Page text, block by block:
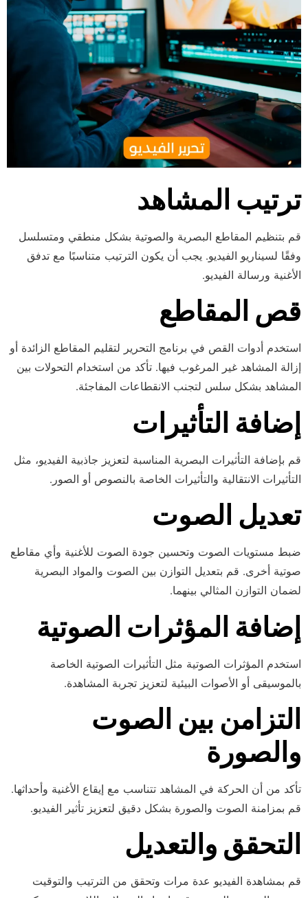
ترتيب المشاهد
قم بتنظيم المقاطع البصرية والصوتية بشكل منطقي ومتسلسل
وفقًا لسيناريو الفيديو. يجب أن يكون الترتيب متناسبًا مع تدفق
الأغنية ورسالة الفيديو.
قص المقاطع
استخدم أدوات القص في برنامج التحرير لتقليم المقاطع الزائدة أو
إزالة المشاهد غير المرغوب فيها. تأكد من استخدام التحولات بين
المشاهد بشكل سلس لتجنب الانقطاعات المفاجئة.
إضافة التأثيرات
قم بإضافة التأثيرات البصرية المناسبة لتعزيز جاذبية الفيديو، مثل
التأثيرات الانتقالية والتأثيرات الخاصة بالنصوص أو الصور.
تعديل الصوت
ضبط مستويات الصوت وتحسين جودة الصوت للأغنية وأي مقاطع
صوتية أخرى. قم بتعديل التوازن بين الصوت والمواد البصرية
لضمان التوازن المثالي بينهما.
إضافة المؤثرات الصوتية
استخدم المؤثرات الصوتية مثل التأثيرات الصوتية الخاصة
بالموسيقى أو الأصوات البيئية لتعزيز تجربة المشاهدة.
التزامن بين الصوت
والصورة
تأكد من أن الحركة في المشاهد تتناسب مع إيقاع الأغنية وأحداثها.
قم بمزامنة الصوت والصورة بشكل دقيق لتعزيز تأثير الفيديو.
التحقق والتعديل
قم بمشاهدة الفيديو عدة مرات وتحقق من الترتيب والتوقيت